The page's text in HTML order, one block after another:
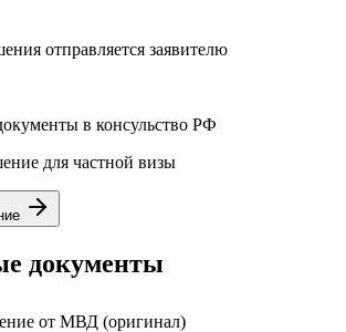
отправляется заявителю
в консульство РФ
для частной визы
документы
от МВД (оригинал)